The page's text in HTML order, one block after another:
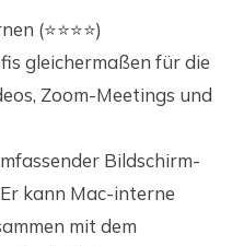
(⭐⭐⭐⭐)
gleichermaßen für die
Zoom-Meetings und
Bildschirm-
kann Mac-interne
mit dem